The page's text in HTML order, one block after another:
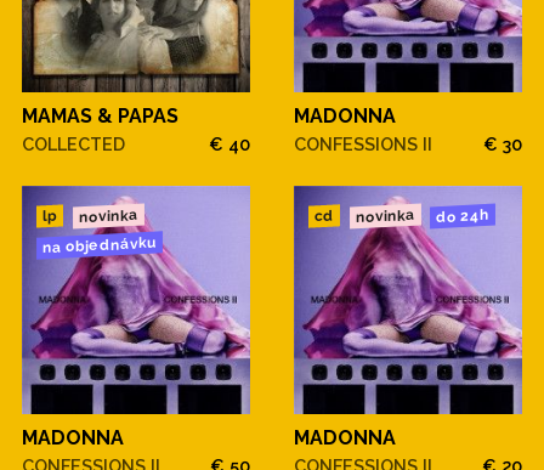
MAMAS & PAPAS
COLLECTED € 40
MADONNA
CONFESSIONS II € 30
lp novinka
na objednávku
MADONNA
cd novinka do 24h
MADONNA